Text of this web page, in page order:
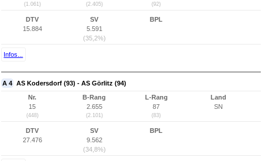
(1.061) (2.405) (92)
DTV
15.884
SV
5.591
(35,2%)
BPL
Infos...
A 4 AS Kodersdorf (93) - AS Görlitz (94)
Nr.
15
(448)
B-Rang
2.655
(2.101)
L-Rang
87
(83)
Land
SN
DTV
27.476
SV
9.562
(34,8%)
BPL